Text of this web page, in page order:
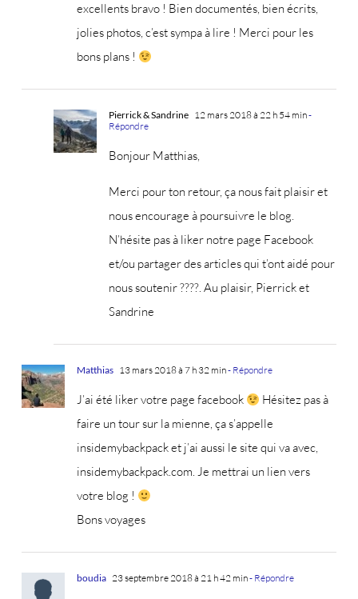
excellents bravo ! Bien documentés, bien écrits,
jolies photos, c’est sympa à lire ! Merci pour les
bons plans !
Pierrick & Sandrine 12 mars 2018 à 22 h 54 min-
Répondre
Bonjour Matthias,
Merci pour ton retour, ça nous fait plaisir et
nous encourage à poursuivre le blog.
N’hésite pas à liker notre page Facebook
et/ou partager des articles qui t’ont aidé pour
nous soutenir ????. Au plaisir, Pierrick et
Sandrine
Matthias 13 mars 2018 à 7 h 32 min- Répondre
J’ai été liker votre page facebook
Hésitez pas à
faire un tour sur la mienne, ça s’appelle
insidemybackpack et j’ai aussi le site qui va avec,
insidemybackpack.com. Je mettrai un lien vers
votre blog !
Bons voyages
boudia 23 septembre 2018 à 21 h 42 min- Répondre